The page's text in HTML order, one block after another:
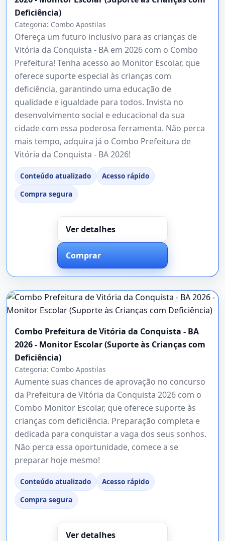
Deficiência)
Categoria: Combo Apostilas
Ofereça um futuro inclusivo para as crianças de
Vitória da Conquista - BA em 2026 com o Combo
Prefeitura! Tenha acesso ao Monitor Escolar, que
oferece suporte especial às crianças com
deficiência, garantindo uma educação de
qualidade e igualdade para todos. Invista no
desenvolvimento social e educacional da sua
cidade com essa poderosa ferramenta. Não perca
mais tempo, adquira já o Combo Prefeitura de
Vitória da Conquista - BA 2026!
Conteúdo atualizado
Acesso rápido
Compra segura
Ver detalhes
Comprar
Combo Prefeitura de Vitória da Conquista - BA
2026 - Monitor Escolar (Suporte às Crianças com
Deficiência)
Categoria: Combo Apostilas
Aumente suas chances de aprovação no concurso
da Prefeitura de Vitória da Conquista 2026 com o
Combo Monitor Escolar, que oferece suporte às
crianças com deficiência. Preparação completa e
dedicada para conquistar a vaga dos seus sonhos.
Não perca essa oportunidade, comece a se
preparar hoje mesmo!
Conteúdo atualizado
Acesso rápido
Compra segura
Ver detalhes